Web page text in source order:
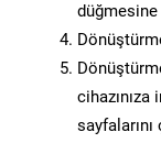
düğmesine
cihazınıza